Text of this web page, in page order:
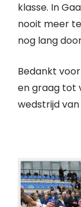
klasse. In
nooit meer
nog lang
Bedankt
en graag tot
wedstrijd